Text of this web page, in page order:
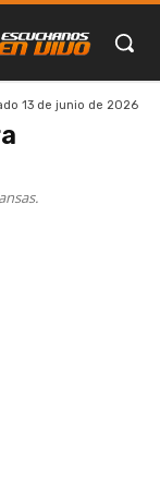
13 de junio de 2026